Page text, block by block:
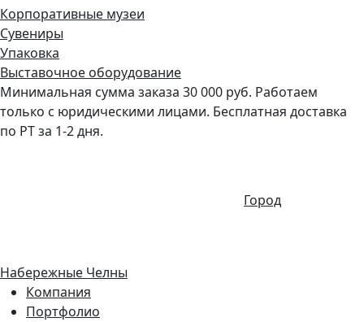
Корпоративные музеи
Сувениры
Упаковка
Выставочное оборудование
Минимальная сумма заказа 30 000 руб. Работаем
только с юридическими лицами. Бесплатная доставка
по РТ за 1-2 дня.
Город
Набережные Челны
Компания
Портфолио